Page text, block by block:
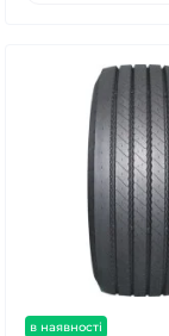
в наявності